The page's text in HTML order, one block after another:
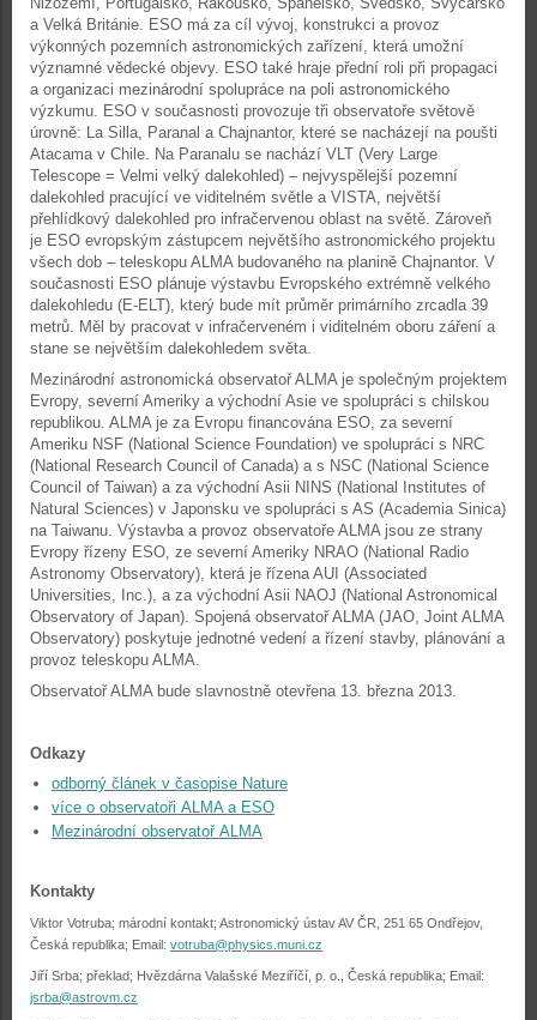
a Velká Británie. ESO má za cíl vývoj, konstrukci a provoz
výkonných pozemních astronomických zařízení, která umožní
významné vědecké objevy. ESO také hraje přední roli při propagaci
a organizaci mezinárodní spolupráce na poli astronomického
výzkumu. ESO v současnosti provozuje tři observatoře světově
úrovně: La Silla, Paranal a Chajnantor, které se nacházejí na poušti
Atacama v Chile. Na Paranalu se nachází VLT (Very Large
Telescope = Velmi velký dalekohled) – nejvyspělejší pozemní
dalekohled pracující ve viditelném světle a VISTA, největší
přehlídkový dalekohled pro infračervenou oblast na světě. Zároveň
je ESO evropským zástupcem největšího astronomického projektu
všech dob – teleskopu ALMA budovaného na planině Chajnantor. V
současnosti ESO plánuje výstavbu Evropského extrémně velkého
dalekohledu (E-ELT), který bude mít průměr primárního zrcadla 39
metrů. Měl by pracovat v infračerveném i viditelném oboru záření a
stane se největším dalekohledem světa.
Mezinárodní astronomická observatoř ALMA je společným projektem
Evropy, severní Ameriky a východní Asie ve spolupráci s chilskou
republikou. ALMA je za Evropu financována ESO, za severní
Ameriku NSF (National Science Foundation) ve spolupráci s NRC
(National Research Council of Canada) a s NSC (National Science
Council of Taiwan) a za východní Asii NINS (National Institutes of
Natural Sciences) v Japonsku ve spolupráci s AS (Academia Sinica)
na Taiwanu. Výstavba a provoz observatoře ALMA jsou ze strany
Evropy řízeny ESO, ze severní Ameriky NRAO (National Radio
Astronomy Observatory), která je řízena AUI (Associated
Universities, Inc.), a za východní Asii NAOJ (National Astronomical
Observatory of Japan). Spojená observatoř ALMA (JAO, Joint ALMA
Observatory) poskytuje jednotné vedení a řízení stavby, plánování a
provoz teleskopu ALMA.
Observatoř ALMA bude slavnostně otevřena 13. března 2013.
Odkazy
odborný článek v časopise Nature
více o observatoři ALMA a ESO
Mezinárodní observatoř ALMA
Kontakty
Viktor Votruba; márodní kontakt; Astronomický ústav AV ČR, 251 65 Ondřejov,
Česká republika; Email: votruba@physics.muni.cz
Jiří Srba; překlad; Hvězdárna Valašské Meziříčí, p. o., Česká republika; Email:
jsrba@astrovm.cz